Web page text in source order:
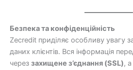
Безпека та конфіденційність
Zecredit приділяє особливу увагу
даних клієнтів. Вся інформація
через захищене з’єднання (SSL),